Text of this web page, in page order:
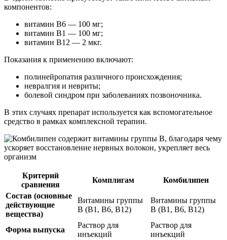
компонентов:
витамин В6 — 100 мг;
витамин В1 — 100 мг;
витамин В12 — 2 мкг.
Показания к применению включают:
полинейропатия различного происхождения;
невралгия и невриты;
болевой синдром при заболеваниях позвоночника.
В этих случаях препарат используется как вспомогательное
средство в рамках комплексной терапии.
Критерий
сравнения
Комплигам
Комбилипен
Состав (основные
действующие
вещества)
Витамины группы
B (B1, B6, B12)
Витамины группы
B (B1, B6, B12)
Форма выпуска
Раствор для
инъекций
Раствор для
инъекций